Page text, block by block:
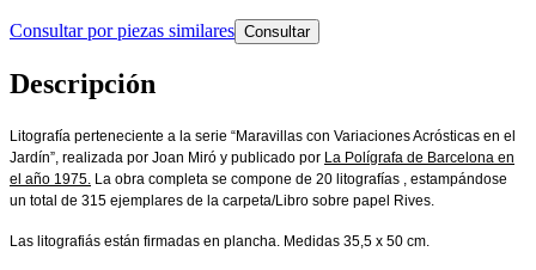
Consultar por piezas similares Consultar
Descripción
Litografía perteneciente a la serie “Maravillas con Variaciones Acrósticas en el
Jardín”, realizada por Joan Miró y publicado por La Polígrafa de Barcelona en
el año 1975. La obra completa se compone de 20 litografías , estampándose
un total de 315 ejemplares de la carpeta/Libro sobre papel Rives.
Las litografiás están firmadas en plancha. Medidas 35,5 x 50 cm.